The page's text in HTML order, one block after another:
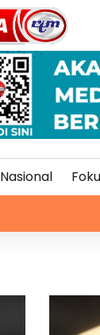
Nasional
KBS